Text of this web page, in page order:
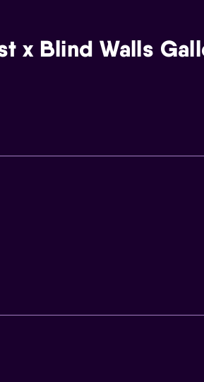
x Blind Walls